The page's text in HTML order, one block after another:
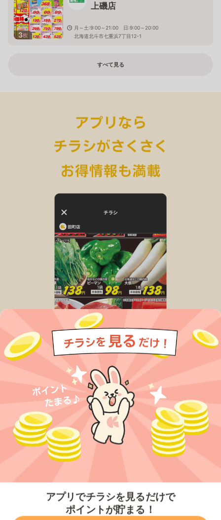
アプリでチラシを見るだけで
ポイントが貯まる！
無料アプリでポイントを貯める
とじる
3枚
上磯店
月～土:9:00～21:00 日:9:00～20:00
北海道北斗市七重浜7丁目12-1
すべて見る
今すぐアプリをダウンロードする
サービスに関してのお問い合わせ
チラシ掲載をお考えの方
Copyright© Kurashiru, Inc. All Rights Reserved.